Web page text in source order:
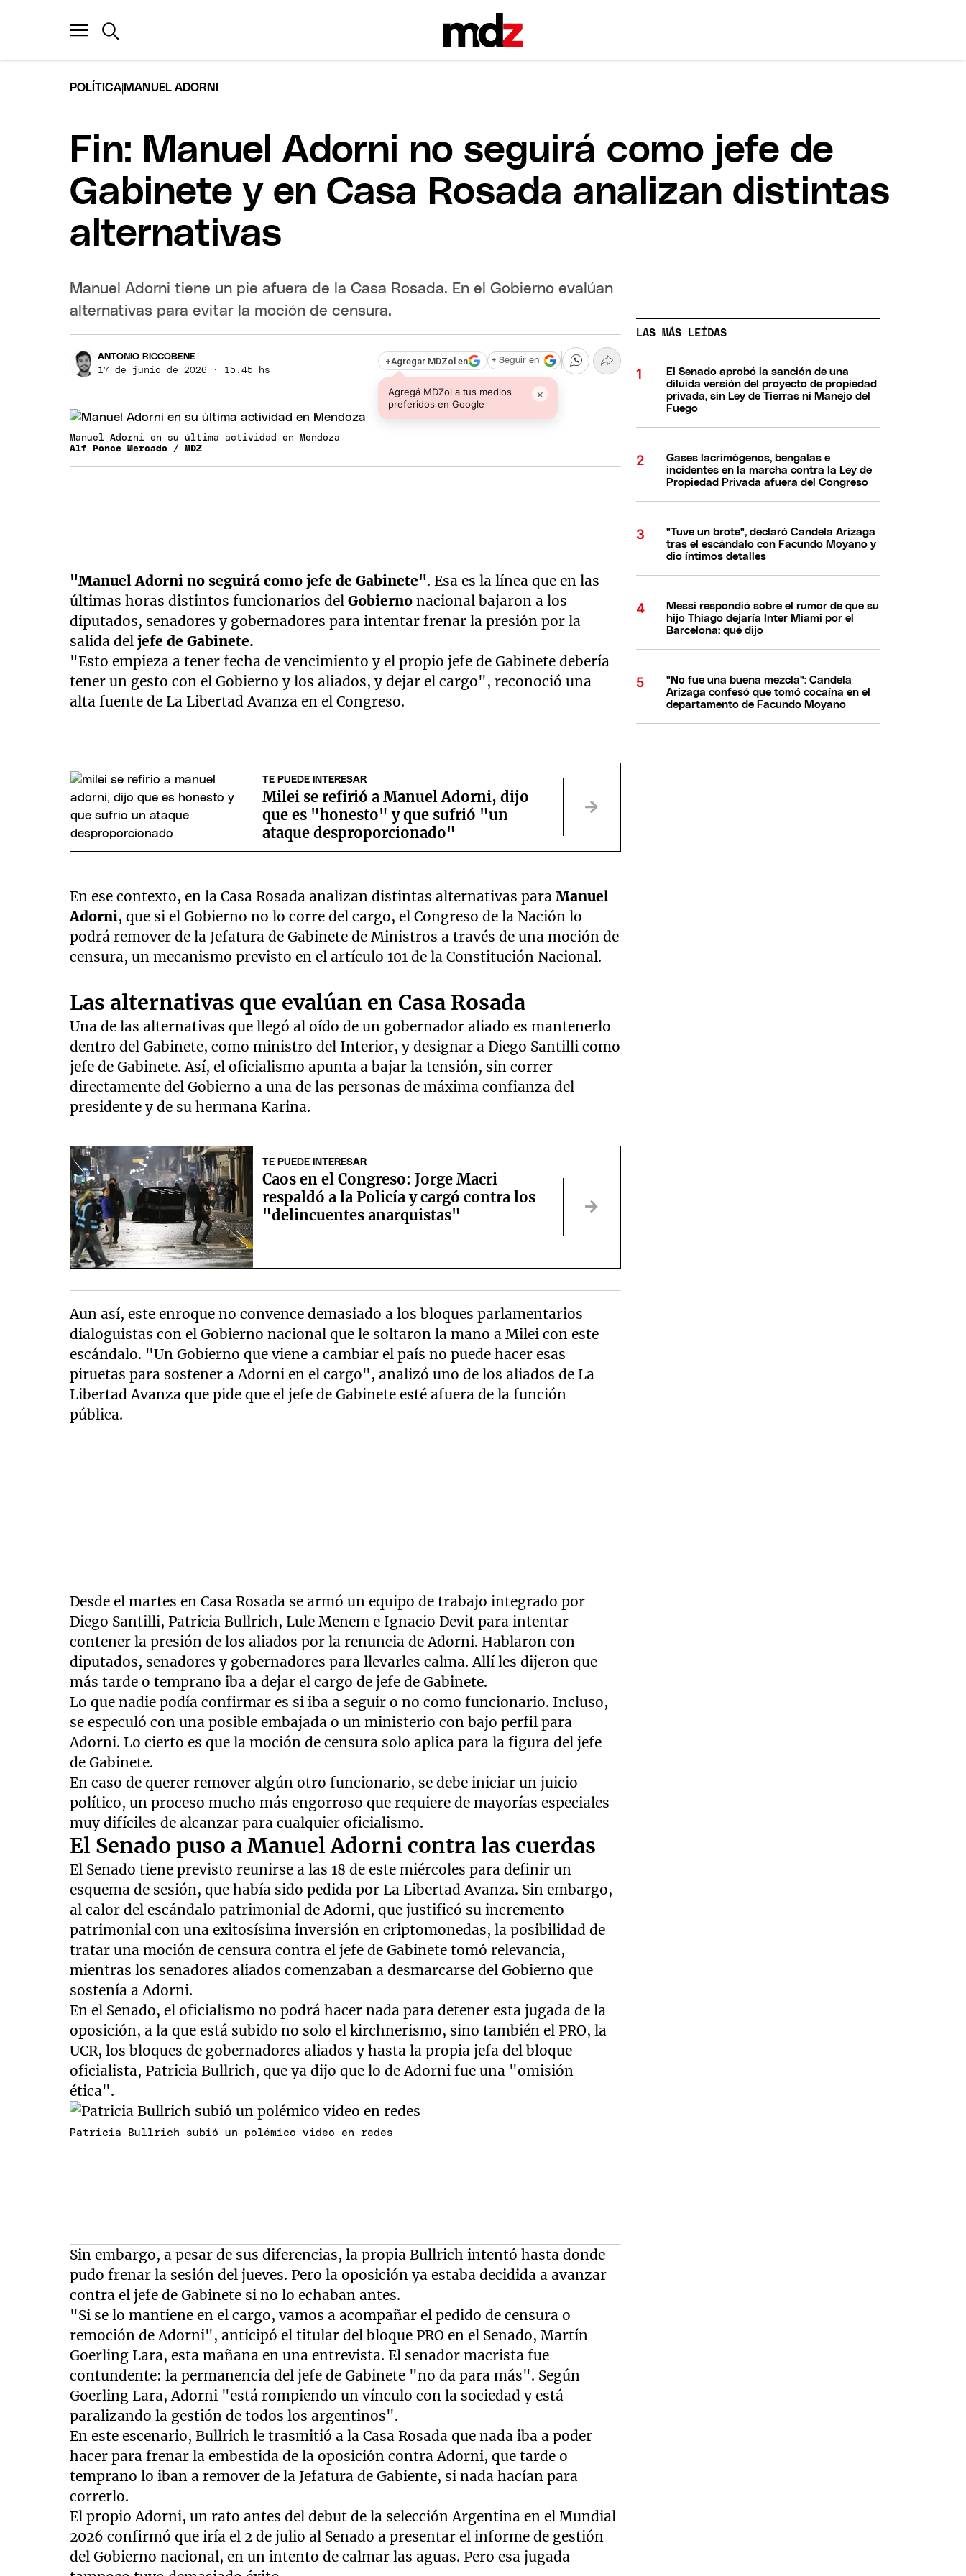
POLÍTICA MANUEL ADORNI
Fin: Manuel Adorni no seguirá como jefe de
Gabinete y en Casa Rosada analizan distintas
alternativas
Manuel Adorni tiene un pie afuera de la Casa Rosada. En el Gobierno evalúan
alternativas para evitar la moción de censura.
ANTONIO RICCOBENE
17 de junio de 2026 · 15:45 hs
+Agregar MDZol en
Agregá MDZol a tus medios
preferidos en Google
×
+ Seguir en
Manuel Adorni en su última actividad en Mendoza
Alf Ponce Mercado / MDZ
"Manuel Adorni no seguirá como jefe de Gabinete". Esa es la línea que en las
últimas horas distintos funcionarios delGobiernonacional bajaron a los
diputados, senadores y gobernadores para intentar frenar la presión por la
salida deljefe de Gabinete.
"Esto empieza a tener fecha de vencimiento y el propio jefe de Gabinete debería
tener un gesto con el Gobierno y los aliados, y dejar el cargo", reconoció una
alta fuente de La Libertad Avanza en el Congreso.
TE PUEDE INTERESAR
Milei se refirió a Manuel Adorni, dijo
que es "honesto" y que sufrió "un
ataque desproporcionado"
En ese contexto, en la Casa Rosada analizan distintas alternativas paraManuel
Adorni, que si el Gobierno no lo corre del cargo, el Congreso de la Nación lo
podrá remover de la Jefatura de Gabinete de Ministros a través de una moción de
censura, un mecanismo previsto en el artículo 101 de la Constitución Nacional.
Las alternativas que evalúan en Casa Rosada
Una de las alternativas que llegó al oído de un gobernador aliado es mantenerlo
dentro del Gabinete, como ministro del Interior, y designar a Diego Santilli como
jefe de Gabinete. Así, el oficialismo apunta a bajar la tensión, sin correr
directamente del Gobierno a una de las personas de máxima confianza del
presidente y de su hermana Karina.
TE PUEDE INTERESAR
Caos en el Congreso: Jorge Macri
respaldó a la Policía y cargó contra los
"delincuentes anarquistas"
Aun así, este enroque no convence demasiado a los bloques parlamentarios
dialoguistas con el Gobierno nacional que le soltaron la mano a Milei con este
escándalo. "Un Gobierno que viene a cambiar el país no puede hacer esas
piruetas para sostener a Adorni en el cargo", analizó uno de los aliados de La
Libertad Avanza que pide que el jefe de Gabinete esté afuera de la función
pública.
Desde el martes en Casa Rosada se armó un equipo de trabajo integrado por
Diego Santilli, Patricia Bullrich, Lule Menem e Ignacio Devit para intentar
contener la presión de los aliados por la renuncia de Adorni. Hablaron con
diputados, senadores y gobernadores para llevarles calma. Allí les dijeron que
más tarde o temprano iba a dejar el cargo de jefe de Gabinete.
Lo que nadie podía confirmar es si iba a seguir o no como funcionario. Incluso,
se especuló con una posible embajada o un ministerio con bajo perfil para
Adorni. Lo cierto es que la moción de censura solo aplica para la figura del jefe
de Gabinete.
En caso de querer remover algún otro funcionario, se debe iniciar un juicio
político, un proceso mucho más engorroso que requiere de mayorías especiales
muy difíciles de alcanzar para cualquier oficialismo.
El Senado puso a Manuel Adorni contra las cuerdas
El Senado tiene previsto reunirse a las 18 de este miércoles para definir un
esquema de sesión, que había sido pedida por La Libertad Avanza. Sin embargo,
al calor del escándalo patrimonial de Adorni, que justificó su incremento
patrimonial con una exitosísima inversión en criptomonedas, la posibilidad de
tratar una moción de censura contra el jefe de Gabinete tomó relevancia,
mientras los senadores aliados comenzaban a desmarcarse del Gobierno que
sostenía a Adorni.
En el Senado, el oficialismo no podrá hacer nada para detener esta jugada de la
oposición, a la que está subido no solo el kirchnerismo, sino también el PRO, la
UCR, los bloques de gobernadores aliados y hasta la propia jefa del bloque
oficialista, Patricia Bullrich, que ya dijo que lo de Adorni fue una "omisión
ética".
Patricia Bullrich subió un polémico video en redes
Sin embargo, a pesar de sus diferencias, la propia Bullrich intentó hasta donde
pudo frenar la sesión del jueves. Pero la oposición ya estaba decidida a avanzar
contra el jefe de Gabinete si no lo echaban antes.
"Si se lo mantiene en el cargo, vamos a acompañar el pedido de censura o
remoción de Adorni", anticipó el titular del bloque PRO en el Senado, Martín
Goerling Lara, esta mañana en una entrevista. El senador macrista fue
contundente: la permanencia del jefe de Gabinete "no da para más". Según
Goerling Lara, Adorni "está rompiendo un vínculo con la sociedad y está
paralizando la gestión de todos los argentinos".
En este escenario, Bullrich le trasmitió a la Casa Rosada que nada iba a poder
hacer para frenar la embestida de la oposición contra Adorni, que tarde o
temprano lo iban a remover de la Jefatura de Gabiente, si nada hacían para
correrlo.
El propio Adorni, un rato antes del debut de la selección Argentina en el Mundial
2026 confirmó que iría el 2 de julio al Senado a presentar el informe de gestión
del Gobierno nacional, en un intento de calmar las aguas. Pero esa jugada
LAS MÁS LEÍDAS
El Senado aprobó la sanción de una
diluida versión del proyecto de propiedad
privada, sin Ley de Tierras ni Manejo del
Fuego
Gases lacrimógenos, bengalas e
incidentes en la marcha contra la Ley de
Propiedad Privada afuera del Congreso
"Tuve un brote", declaró Candela Arizaga
tras el escándalo con Facundo Moyano y
dio íntimos detalles
Messi respondió sobre el rumor de que su
hijo Thiago dejaría Inter Miami por el
Barcelona: qué dijo
"No fue una buena mezcla": Candela
Arizaga confesó que tomó cocaína en el
departamento de Facundo Moyano